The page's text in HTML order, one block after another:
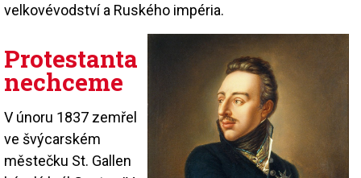
velkovévodství a Ruského impéria.
Protestanta
nechceme
V únoru 1837 zemřel
ve švýcarském
městečku St. Gallen